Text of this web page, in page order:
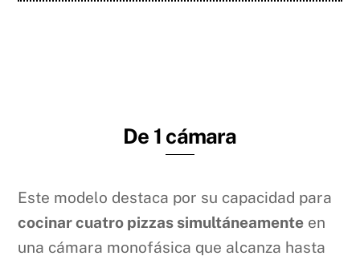
De 1 cámara
Este modelo destaca por su capacidad para
cocinar cuatro pizzas simultáneamente en
una cámara monofásica que alcanza hasta